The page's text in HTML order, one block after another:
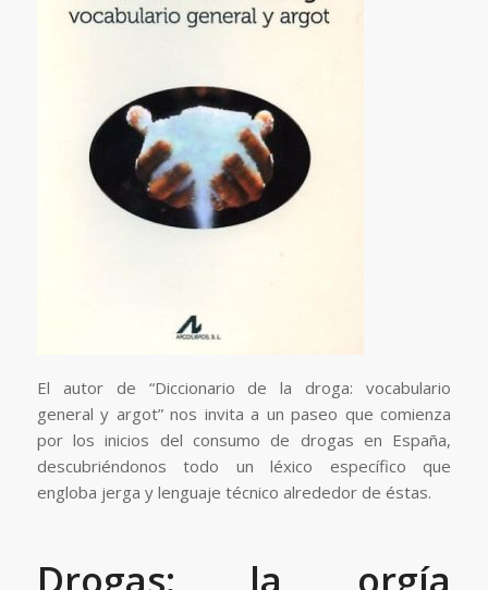
El autor de “Diccionario de la droga: vocabulario
general y argot” nos invita a un paseo que comienza
por los inicios del consumo de drogas en España,
descubriéndonos todo un léxico específico que
engloba jerga y lenguaje técnico alrededor de éstas.